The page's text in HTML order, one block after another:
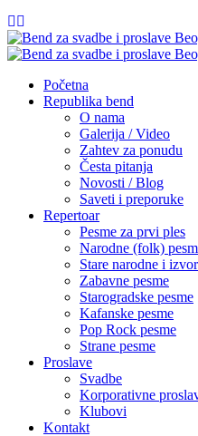
Početna
Republika bend
O nama
Galerija / Video
Zahtev za ponudu
Česta pitanja
Novosti / Blog
Saveti i preporuke
Repertoar
Pesme za prvi ples
Narodne (folk)
Stare narodne i
Zabavne pesme
Starogradske pesme
Kafanske pesme
Pop Rock pesme
Strane pesme
Proslave
Svadbe
Korporativne
Klubovi
Kontakt